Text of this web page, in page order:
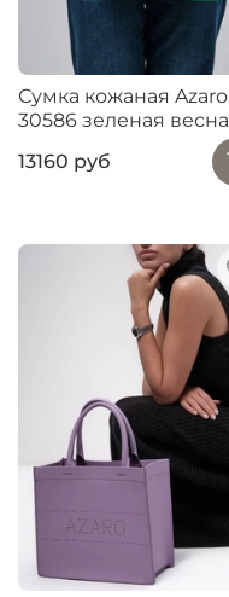
Сумка кожаная Azaro
30586 зеленая весна
13160 руб